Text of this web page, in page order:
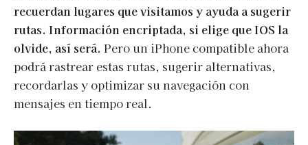
recuerdan lugares que visitamos y ayuda a sugerir
rutas. Información encriptada, si elige que IOS la
olvide, así será. Pero un iPhone compatible ahora
podrá rastrear estas rutas, sugerir alternativas,
recordarlas y optimizar su navegación con
mensajes en tiempo real.